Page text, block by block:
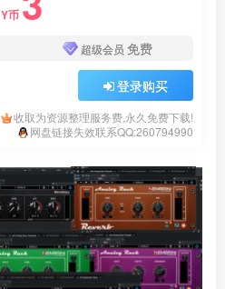
Y币
超级会员 免费
登录购买
收取为资源整理服务费,永久免费下载!
网盘链接失效联系QQ:260794990